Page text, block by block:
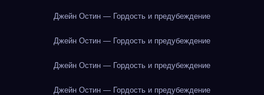
Джейн Остин — Гордость и предубеждение
Джейн Остин — Гордость и предубеждение
Джейн Остин — Гордость и предубеждение
Джейн Остин — Гордость и предубеждение